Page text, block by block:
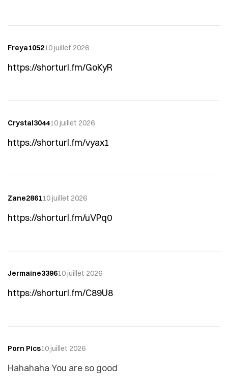
Freya105210 juillet 2026
https://shorturl.fm/GoKyR
Crystal304410 juillet 2026
https://shorturl.fm/vyax1
Zane286110 juillet 2026
https://shorturl.fm/uVPq0
Jermaine339610 juillet 2026
https://shorturl.fm/C89U8
Porn Pics10 juillet 2026
Hahahaha You are so good